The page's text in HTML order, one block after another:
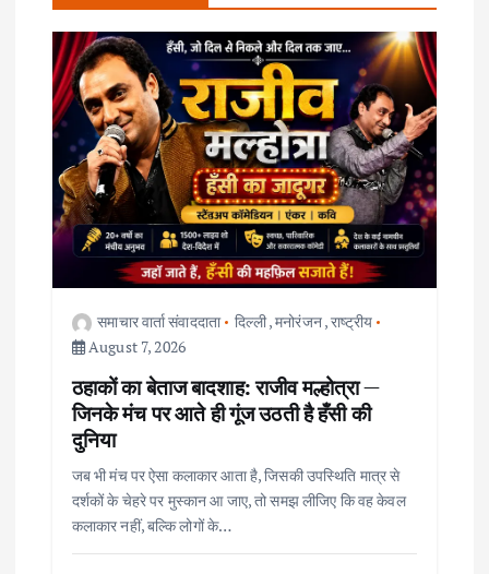
g
a
t
समाचार वार्ता संवाददाता दिल्ली,मनोरंजन,राष्ट्रीय
August 7, 2026
ठहाकों का बेताज बादशाह: राजीव मल्होत्रा —
जिनके मंच पर आते ही गूंज उठती है हँसी की
दुनिया
जब भी मंच पर ऐसा कलाकार आता है, जिसकी उपस्थिति मात्र से
दर्शकों के चेहरे पर मुस्कान आ जाए, तो समझ लीजिए कि वह केवल
कलाकार नहीं, बल्कि लोगों के…